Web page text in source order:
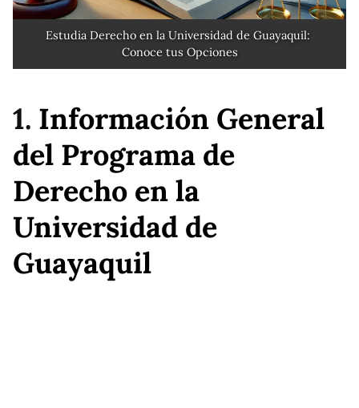
Estudia Derecho en la Universidad de Guayaquil:
Conoce tus Opciones
1. Información General
del Programa de
Derecho en la
Universidad de
Guayaquil